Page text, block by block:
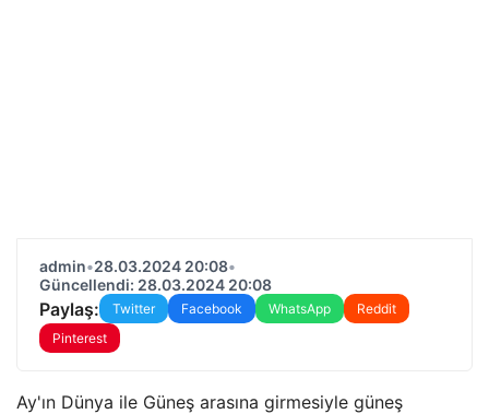
admin•28.03.2024 20:08•
Güncellendi: 28.03.2024 20:08
Paylaş: Twitter Facebook WhatsApp
Reddit
Pinterest
Ay'ın Dünya ile Güneş arasına girmesiyle güneş